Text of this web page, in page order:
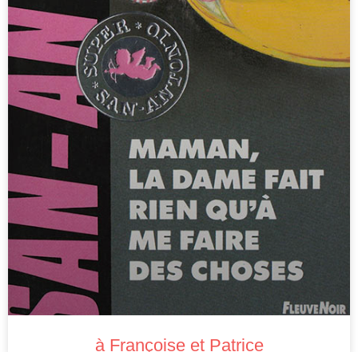
à Françoise et Patrice